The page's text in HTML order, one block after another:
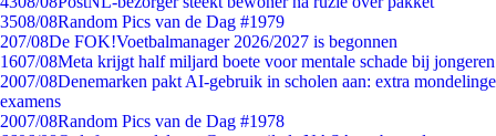
3508/08Random Pics van de Dag #1979
207/08De FOK!Voetbalmanager 2026/2027 is begonnen
1607/08Meta krijgt half miljard boete voor mentale schade bij jongeren
2007/08Denemarken pakt AI-gebruik in scholen aan: extra mondelinge
examens
2007/08Random Pics van de Dag #1978